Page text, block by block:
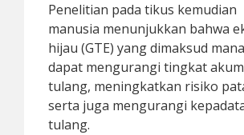
Penelitian pada tikus kemudian
manusia menunjukkan bahwa
hijau (GTE) yang dimaksud
dapat mengurangi tingkat
tulang, meningkatkan risiko
serta juga mengurangi
tulang.